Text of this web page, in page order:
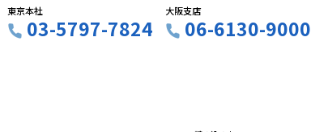
東京本社
03-5797-7824
大阪支店
06-6130-9000